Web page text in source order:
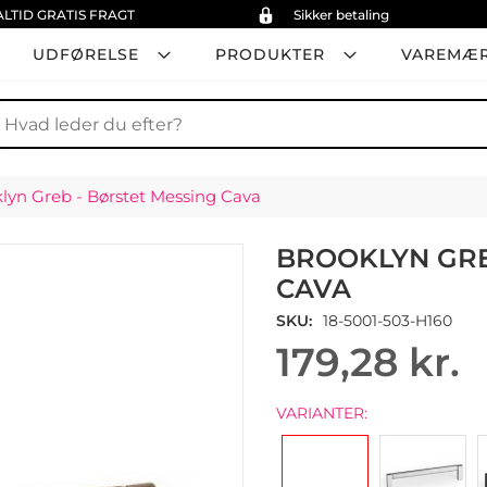
GRATIS FRAGT Sikker betaling
UDFØRELSE PRODUKTER
Greb - Børstet Messing Cava
BROOKLYN
CAVA
SKU 18-5001-503-H160
179,28 kr.
VARIANTER: